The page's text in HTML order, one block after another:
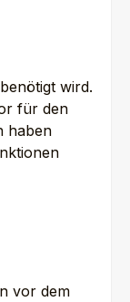
wird.
für den
haben
vor dem